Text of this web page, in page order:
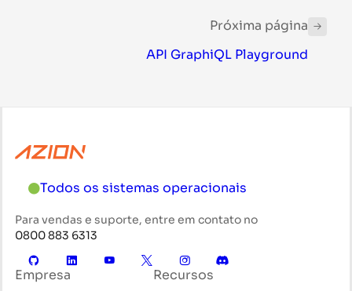
Próxima página
API GraphiQL Playground
Todos os sistemas operacionais
Para vendas e suporte, entre em contato no
0800 883 6313
Empresa
Recursos